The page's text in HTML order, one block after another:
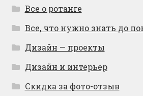
Все о ротанге
Все, что нужно знать до
Дизайн — проекты
Дизайн и интерьер
Скидка за фото-отзыв